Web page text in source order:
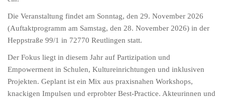
Die Veranstaltung findet am Sonntag, den 29. November 2026
(Auftaktprogramm am Samstag, den 28. November 2026) in der
Heppstraße 99/1 in 72770 Reutlingen statt.
Der Fokus liegt in diesem Jahr auf Partizipation und
Empowerment in Schulen, Kultureinrichtungen und inklusiven
Projekten. Geplant ist ein Mix aus praxisnahen Workshops,
knackigen Impulsen und erprobter Best-Practice. Akteurinnen und